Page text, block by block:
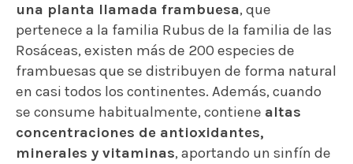
una planta llamada frambuesa, que
pertenece a la familia Rubus de la familia de las
Rosáceas, existen más de 200 especies de
frambuesas que se distribuyen de forma natural
en casi todos los continentes. Además, cuando
se consume habitualmente, contiene altas
concentraciones de antioxidantes,
minerales y vitaminas, aportando un sinfín de